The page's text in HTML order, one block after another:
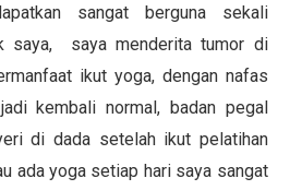
sangat berguna sekali
saya, saya menderita tumor di
ikut yoga, dengan nafas
kembali normal, badan pegal
di dada setelah ikut pelatihan
ada yoga setiap hari saya sangat